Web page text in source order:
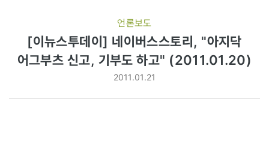
언론보도
[이뉴스투데이] 네이버스스토리, "아지닥
어그부츠 신고, 기부도 하고" (2011.01.20)
2011.01.21